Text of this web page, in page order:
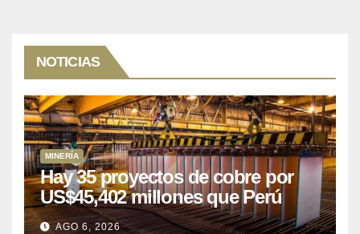
NOTICIAS
MINERÍA
Hay 35 proyectos de cobre por
US$45,402 millones que Perú
puede aprovechar
AGO 6, 2026